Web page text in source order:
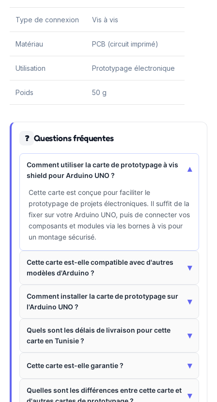
Type de connexion Vis à vis
Matériau PCB (circuit imprimé)
Utilisation Prototypage électronique
Poids 50 g
❓ Questions fréquentes
Comment utiliser la carte de prototypage à vis
shield pour Arduino UNO ?
▾
Cette carte est conçue pour faciliter le
prototypage de projets électroniques. Il suffit de la
fixer sur votre Arduino UNO, puis de connecter vos
composants et modules via les bornes à vis pour
un montage sécurisé.
Cette carte est-elle compatible avec d'autres
modèles d'Arduino ?
▾
Comment installer la carte de prototypage sur
l'Arduino UNO ?
▾
Quels sont les délais de livraison pour cette
carte en Tunisie ?
▾
Cette carte est-elle garantie ? ▾
Quelles sont les différences entre cette carte et
▾